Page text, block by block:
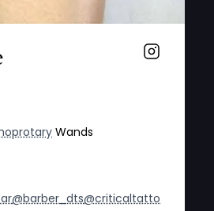
Wands
@barber_dts@criticaltatto